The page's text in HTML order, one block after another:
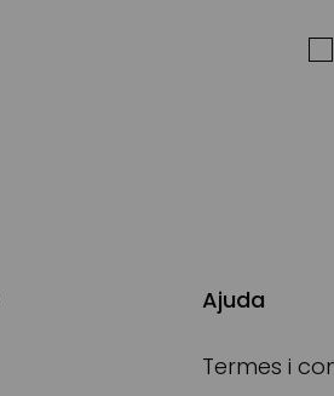
Ajuda
Termes i